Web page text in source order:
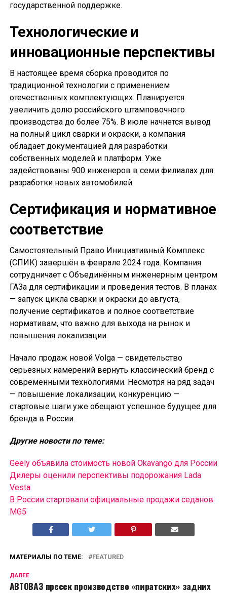
государственной поддержке.
Технологические и
инновационные перспективы
В настоящее время сборка проводится по
традиционной технологии с применением
отечественных комплектующих. Планируется
увеличить долю российского штамповочного
производства до более 75%. В июле начнется вывод
на полный цикл сварки и окраски, а компания
обладает документацией для разработки
собственных моделей и платформ. Уже
задействованы 900 инженеров в семи филиалах для
разработки новых автомобилей.
Сертификация и нормативное
соответствие
Самостоятельный Право Инициативный Комплекс
(СПИК) завершён в феврале 2024 года. Компания
сотрудничает с Объединённым инженерным центром
ГАЗа для сертификации и проведения тестов. В планах
— запуск цикла сварки и окраски до августа,
получение сертификатов и полное соответствие
нормативам, что важно для выхода на рынок и
повышения локализации.
Начало продаж новой Volga — свидетельство
серьезных намерений вернуть классический бренд с
современными технологиями. Несмотря на ряд задач
— повышение локализации, конкуренцию —
стартовые шаги уже обещают успешное будущее для
бренда в России.
Другие новости по теме:
Geely объявила стоимость новой Okavango для России
Дилеры оценили перспективы подорожания Lada
Vesta
В России cтартовали официальные продажи седанов
MG5
МАТЕРИАЛЫ ПО ТЕМЕ: FEATURED
ДАЛЕЕ
АВТОВАЗ пресек производство «пиратских» задних